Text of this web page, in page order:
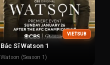
VIETSUB
Bác Sĩ Watson 1
Watson (Season 1)